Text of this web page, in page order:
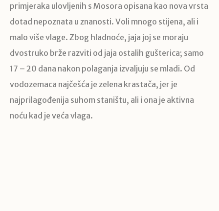
primjeraka ulovljenih s Mosora opisana kao nova vrsta
dotad nepoznata u znanosti. Voli mnogo stijena, ali i
malo više vlage. Zbog hladnoće, jaja joj se moraju
dvostruko brže razviti od jaja ostalih gušterica; samo
17 – 20 dana nakon polaganja izvaljuju se mladi. Od
vodozemaca najčešća je zelena krastača, jer je
najprilagođenija suhom staništu, ali i ona je aktivna
noću kad je veća vlaga.